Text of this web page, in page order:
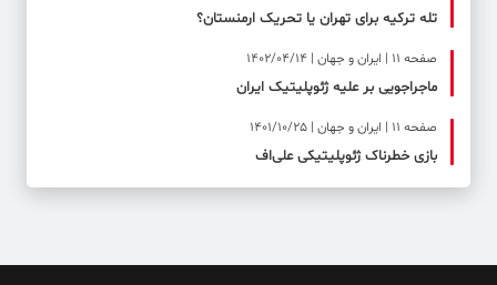
تله ترکیه برای تهران یا تحریک ارمنستان؟
صفحه ۱۱ | ایران و جهان | 1402/04/14
ماجراجویی بر علیه ژئوپلیتیک ایران
صفحه ۱۱ | ایران و جهان | 1401/10/25
بازی خطرناک ژئوپلیتیکی علی‌اف